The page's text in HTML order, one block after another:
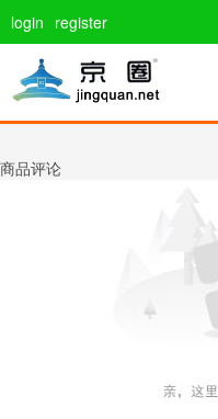
login register
商品评论